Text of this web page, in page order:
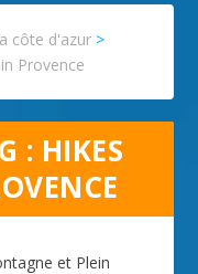
côte d'azur >
Provence
: HIKES
et Plein